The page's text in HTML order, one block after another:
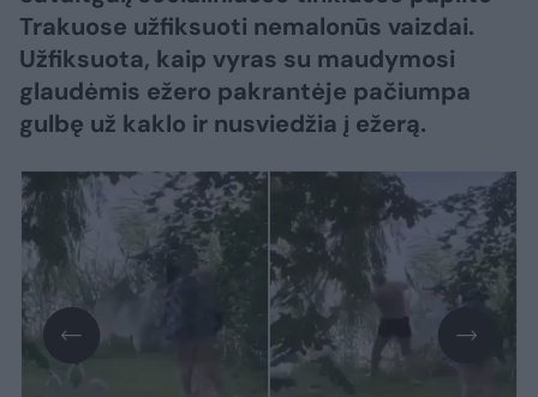
Trakuose užfiksuoti nemalonūs vaizdai.
Užfiksuota, kaip vyras su maudymosi
glaudėmis ežero pakrantėje pačiumpa
gulbę už kaklo ir nusviedžia į ežerą.